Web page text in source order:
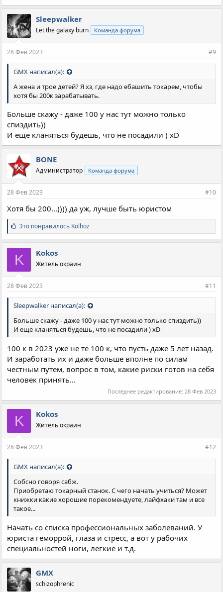
Sleepwalker
Let the galaxy burn Команда форума
28 Фев 2023 #9
GMX написал(а):
А жена и трое детей? Я хз, где надо ебашить токарем, чтобы
хотя бы 200к зарабатывать.
Больше скажу - даже 100 у нас тут можно только
спиздить))
И еще кланяться будешь, что не посадили ) xD
BONE
Администратор Команда форума
28 Фев 2023 #10
Хотя бы 200...)))) да уж, лучше быть юристом
С
и
м
п
а
т
и
:
Это понравилось Kolhoz
K Kokos
Житель окраин
28 Фев 2023 #11
Sleepwalker написал(а):
Больше скажу - даже 100 у нас тут можно только спиздить))
И еще кланяться будешь, что не посадили ) xD
100 к в 2023 уже не те 100 к, что пусть даже 5 лет назад.
И заработать их и даже больше вполне по силам
честным путем, вопрос в том, какие риски готов на себя
человек принять...
Последнее редактирование: 28 Фев 2023
K Kokos
Житель окраин
28 Фев 2023 #12
GMX написал(а):
Собсно говоря сабж.
Приобретаю токарный станок. С чего начать учиться? Может
книжки какие хорошие порекомендуете, лайфхаки там и все
такое...
Начать со списка профессиональных заболеваний. У
юриста геморрой, глаза и стресс, а вот у рабочих
специальностей ноги, легкие и т.д.
GMX
schizophrenic